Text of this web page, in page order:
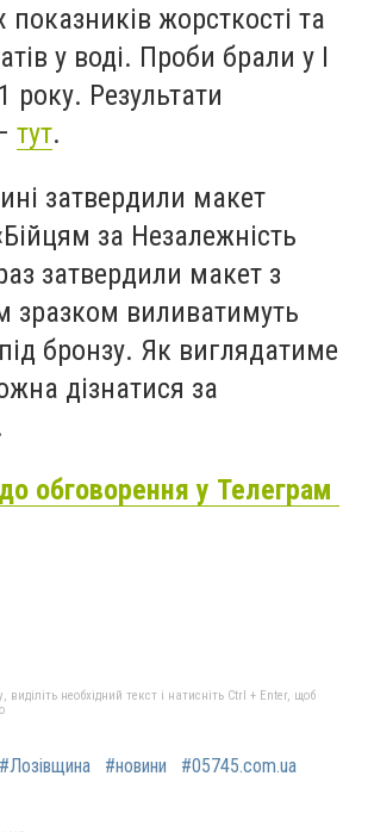
жорсткості та
у воді. Проби брали у І
року. Результати
тут.
затвердили макет
за Незалежність
затвердили макет з
зразком виливатимуть
бронзу. Як виглядатиме
дізнатися за
обговорення у Телеграм
необхідний текст і натисніть Ctrl + Enter, щоб
#Лозівщина #новини #05745.com.ua